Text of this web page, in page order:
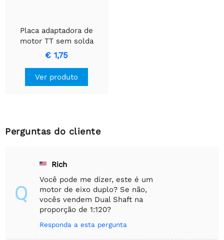
Placa adaptadora de
motor TT sem solda
Kitronik
€ 1,75
Ver produto
Perguntas do cliente
Q
Rich
Você pode me dizer, este é um
motor de eixo duplo? Se não,
vocês vendem Dual Shaft na
proporção de 1:120?
Responda a esta pergunta